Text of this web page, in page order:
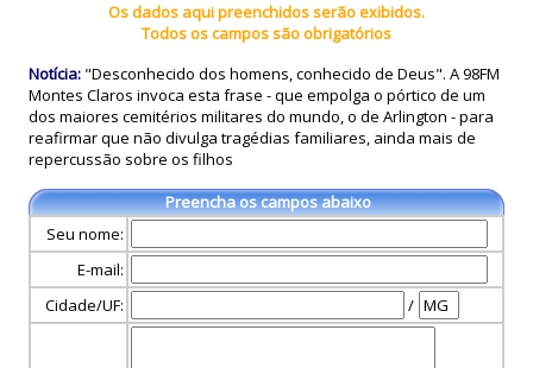
Os dados aqui preenchidos serão exibidos.
Todos os campos são obrigatórios
Notícia: "Desconhecido dos homens, conhecido de Deus". A 98FM
Montes Claros invoca esta frase - que empolga o pórtico de um
dos maiores cemitérios militares do mundo, o de Arlington - para
reafirmar que não divulga tragédias familiares, ainda mais de
repercussão sobre os filhos
Preencha os campos abaixo
Seu nome:
E-mail:
Cidade/UF:
/